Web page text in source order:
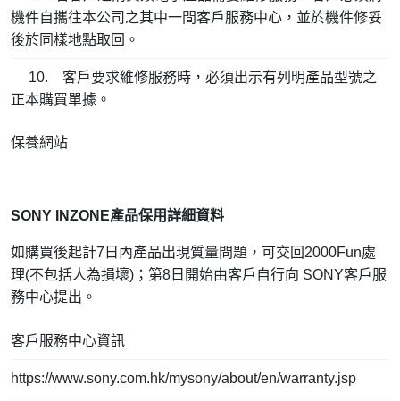
機件自攜往本公司之其中一間客戶服務中心，並於機件修妥
後於同樣地點取回。
10. 客戶要求維修服務時，必須出示有列明產品型號之
正本購買單據。
保養網站
SONY INZONE產品保用詳細資料
如購買後起計7日內產品出現質量問題，可交回2000Fun處
理(不包括人為損壞)；第8日開始由客戶自行向 SONY客戶服
務中心提出。
客戶服務中心資訊
https://www.sony.com.hk/mysony/about/en/warranty.jsp